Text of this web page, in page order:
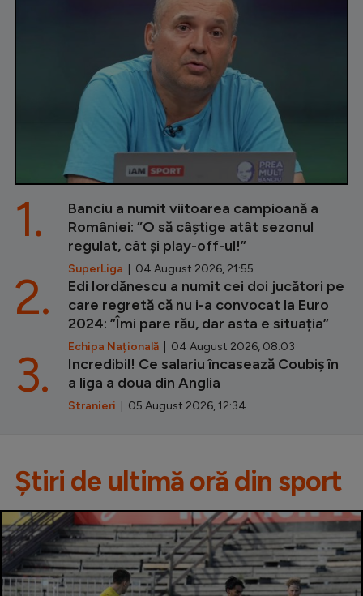
Banciu a numit viitoarea campioană a
României: ”O să câștige atât sezonul
regulat, cât și play-off-ul!”
SuperLiga | 04 August 2026, 21:55
1.
Edi Iordănescu a numit cei doi jucători pe
care regretă că nu i-a convocat la Euro
2024: ”Îmi pare rău, dar asta e situația”
Echipa Națională | 04 August 2026, 08:03
2.
Incredibil! Ce salariu încasează Coubiș în
a liga a doua din Anglia
Stranieri | 05 August 2026, 12:34
3.
Știri de ultimă oră din sport